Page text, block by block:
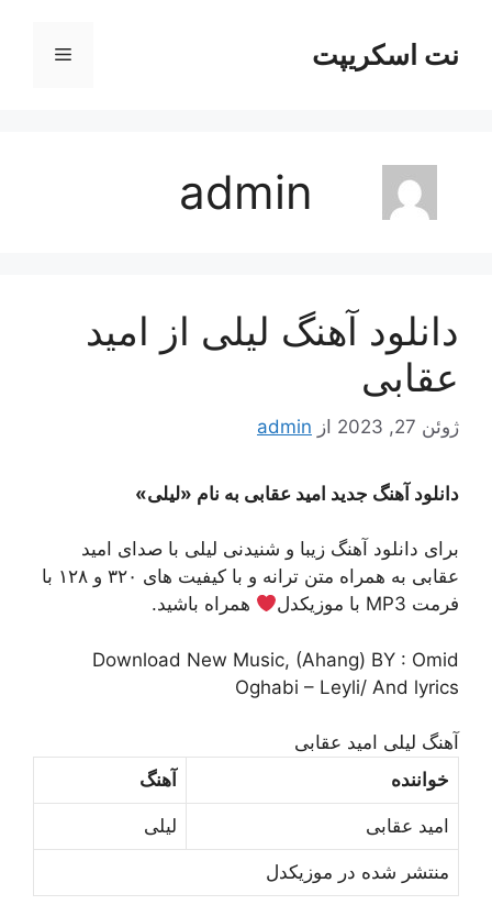
محتوانت اسکریپت فهرست
admin
دانلود آهنگ لیلی از امید
عقابی
ژوئن 27, 2023 از admin
دانلود آهنگ جدید امید عقابی به نام «لیلی»
برای دانلود آهنگ زیبا و شنیدنی لیلی با صدای امید
عقابی به همراه متن ترانه و با کیفیت های ۳۲۰ و ۱۲۸ با
فرمت MP3 با موزیکدل
همراه باشید.
Download New Music, (Ahang) BY : Omid
Oghabi – Leyli/ And lyrics
آهنگ لیلی امید عقابی
خواننده
آهنگ
امید عقابی لیلی
منتشر شده در موزیکدل